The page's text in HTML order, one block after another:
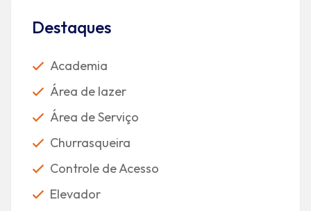
Destaques
Academia
Área de lazer
Área de Serviço
Churrasqueira
Controle de Acesso
Elevador